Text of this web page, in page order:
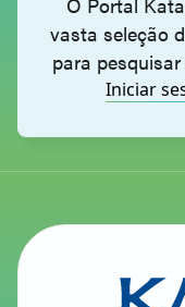
vasta seleção
para
Iniciar